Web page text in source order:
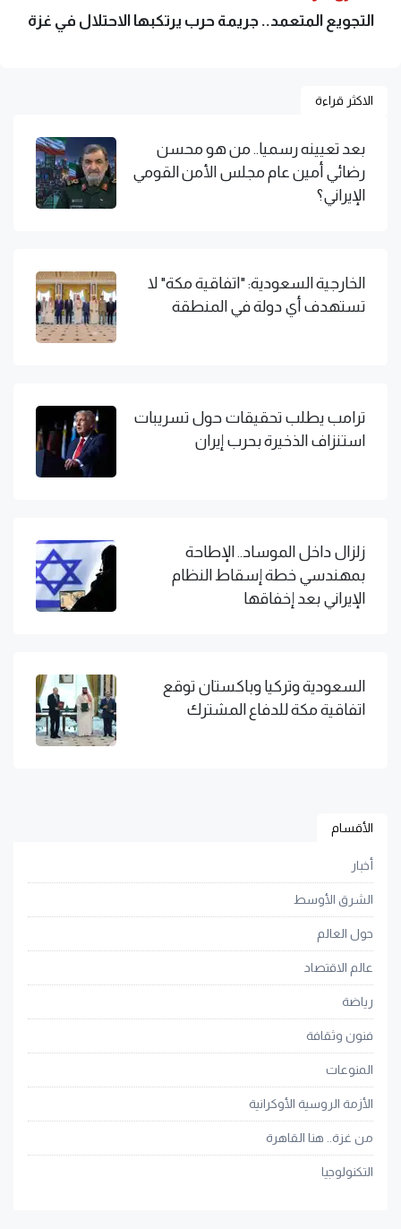
التجويع المتعمد.. جريمة حرب يرتكبها الاحتلال في غزة
الاكثر قراءة
بعد تعيينه رسميا.. من هو محسن
رضائي أمين عام مجلس الأمن القومي
الإيراني؟
الخارجية السعودية: "اتفاقية مكة" لا
تستهدف أي دولة في المنطقة
ترامب يطلب تحقيقات حول تسريبات
استنزاف الذخيرة بحرب إيران
زلزال داخل الموساد.. الإطاحة
بمهندسي خطة إسقاط النظام
الإيراني بعد إخفاقها
السعودية وتركيا وباكستان توقع
اتفاقية مكة للدفاع المشترك
الأقسام
أخبار
الشرق الأوسط
حول العالم
عالم الاقتصاد
رياضة
فنون وثقافة
المنوعات
الأزمة الروسية الأوكرانية
من غزة.. هنا القاهرة
التكنولوجيا